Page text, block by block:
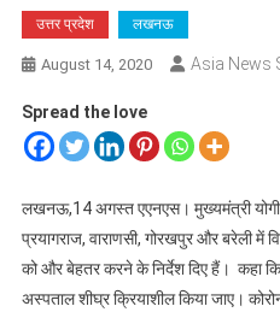
उत्तर प्रदेश लखनऊ
August 14, 2020 Asia News
Spread the love
लखनऊ,14 अगस्त एएनएस। मुख्यमंत्री
प्रयागराज, वाराणसी, गोरखपुर और बरेली में
को और बेहतर करने के निर्देश दिए हैं। कहा
अस्पताल शीघ्र क्रियाशील किया जाए।